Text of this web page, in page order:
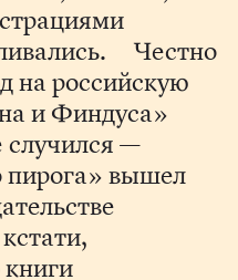
Честно
на российскую
и Финдуса»
случился —
вышел